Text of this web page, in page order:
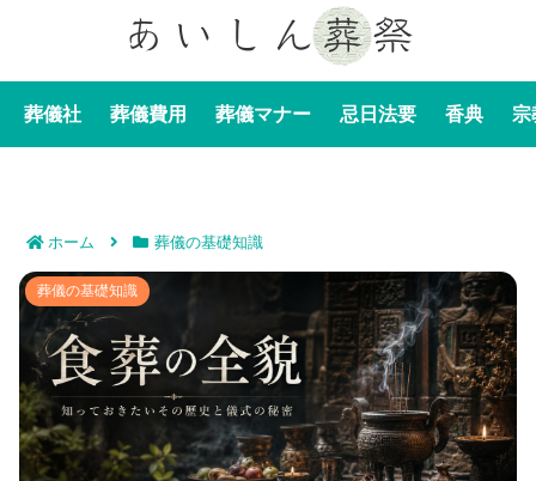
葬儀社 葬儀費用 葬儀マナー 忌日法要 香典 宗
ホーム 葬儀の基礎知識
食葬の全貌｜知っておきたいその歴史と儀式の秘密
葬儀の基礎知識